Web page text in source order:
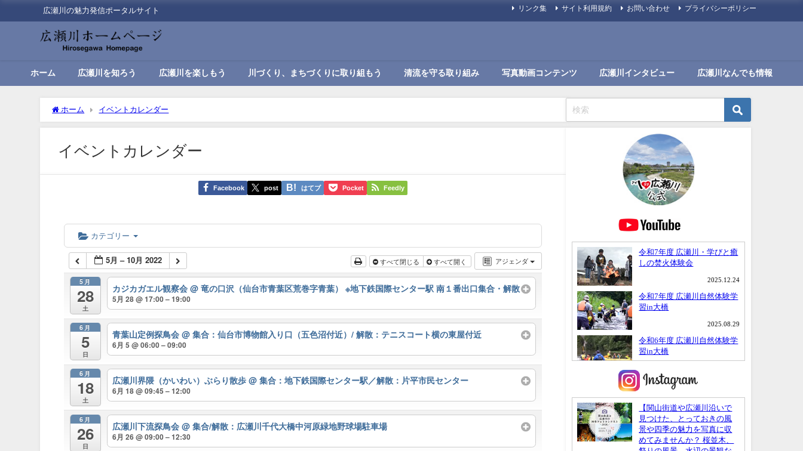
広瀬川の魅力発信ポータルサイト リンク集 サイト利用規約 お問い合わせ プライバシーポリシー
ホーム 広瀬川を知ろう 広瀬川を楽しもう 川づくり、まちづくりに取り組もう 清流を守る取り組み 写真動画コンテンツ 広瀬川インタビュー 広瀬川なんでも情報
ホーム イベントカレンダー
イベントカレンダー
Facebook post はてブ Pocket Feedly
カテゴリー
アジェンダ
5月 – 10月 2022 すべて閉じる すべて開く
5月
28
土
カジカガエル観察会 @ 竜の口沢（仙台市青葉区荒巻字青葉） ※地下鉄国際センター駅 南１番出口集合・解散
5月 28 @ 17:00 – 19:00
6月
5
日
青葉山定例探鳥会 @ 集合：仙台市博物館入り口（五色沼付近）/ 解散：テニスコート横の東屋付近
6月 5 @ 06:00 – 09:00
6月
18
土
広瀬川界隈（かいわい）ぶらり散歩 @ 集合：地下鉄国際センター駅／解散：片平市民センター
6月 18 @ 09:45 – 12:00
6月
26
日
広瀬川下流探鳥会 @ 集合/解散：広瀬川千代大橋中河原緑地野球場駐車場
6月 26 @ 09:00 – 12:30